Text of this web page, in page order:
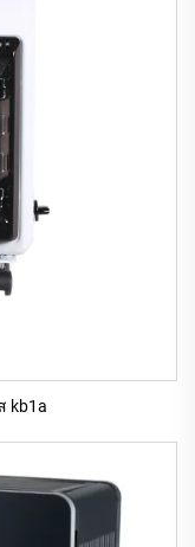
kb1a